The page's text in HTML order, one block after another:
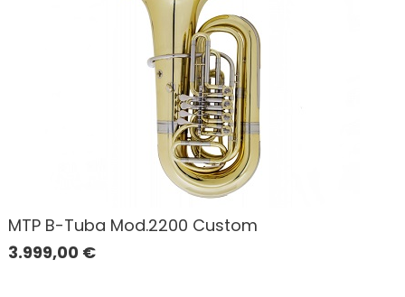
MTP B-Tuba Mod.2200 Custom
3.999,00 €